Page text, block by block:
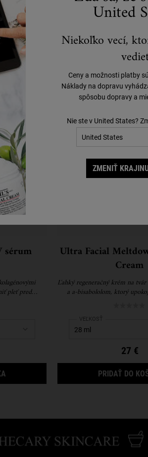
SVOJU RUTINU
sérum
pleť pred
BETTER SCREEN™ UV SÉRUM
Ultra Facial
Cream
Ľahký regeneračný krém na
a a-bisabololom, ktorý
Select a
VEĽKOSŤ
27 €
PRIDAŤ DO
United
Niekoľko vecí,
Ceny a možnosti platby
Náklady na dopravu
spôsobu dopravy a
Nie ste v United States?
ZMENIŤ